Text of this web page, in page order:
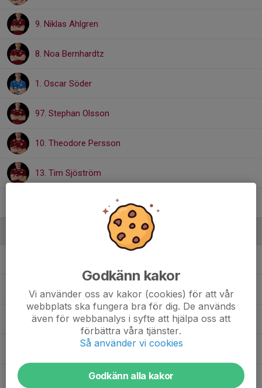
9. Niklas Ahlgren
8. Noa Bernhardtz
1. Oscar Söder
97. Stephan Olsson
10. Theodore Persson
13. Tim Sjöström
Rasmus Iversen Målvaktstränare
Robert TartagniTränare
Roger CederqvistMaterialförvaltare
Tobias SanneAssisterande tränare
Godkänn kakor
Vi använder oss av kakor (cookies) för att vår
webbplats ska fungera bra för dig. De används
även för webbanalys i syfte att hjälpa oss att
förbättra våra tjänster.
Så använder vi cookies
Godkänn alla kakor